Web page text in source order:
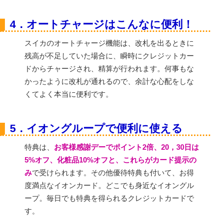
4．オートチャージはこんなに便利！
スイカのオートチャージ機能は、改札を出るときに
残高が不足していた場合に、瞬時にクレジットカー
ドからチャージされ、精算が行われます。何事もな
かったように改札が通れるので、余計な心配をしな
くてよく本当に便利です。
5．イオングループで便利に使える
特典は、 お客様感謝デーでポイント2倍、20，30日は
5%オフ、化粧品10%オフと、これらがカード提示の
みで受けられます。その他優待特典も付いて、お得
度満点なイオンカード。どこでも身近なイオングル
ープ。毎日でも特典を得られるクレジットカードで
す。